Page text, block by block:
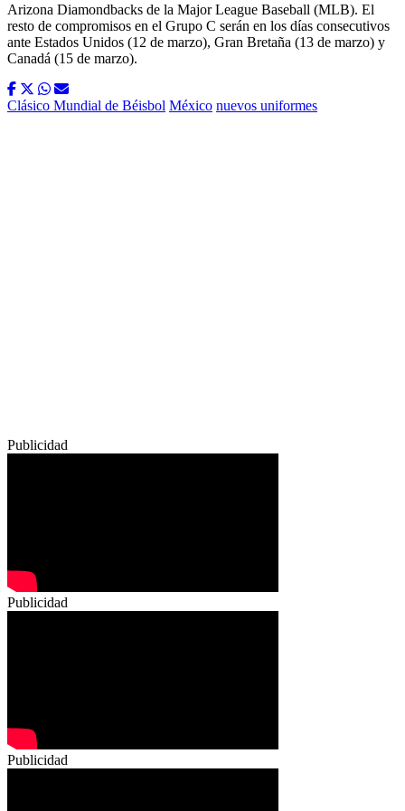
Arizona Diamondbacks de la Major League Baseball (MLB). El
resto de compromisos en el Grupo C serán en los días consecutivos
ante Estados Unidos (12 de marzo), Gran Bretaña (13 de marzo) y
Canadá (15 de marzo).
Clásico Mundial de Béisbol México nuevos uniformes
Publicidad
Publicidad
Publicidad